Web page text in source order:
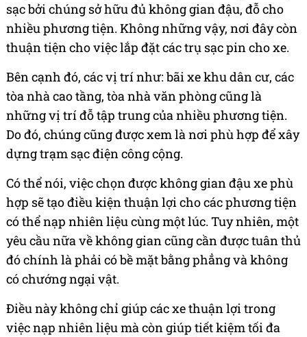
sạc bởi chúng sở hữu đủ không gian đậu, đỗ cho
nhiều phương tiện. Không những vậy, nơi đây còn
thuận tiện cho việc lắp đặt các trụ sạc pin cho xe.
Bên cạnh đó, các vị trí như: bãi xe khu dân cư, các
tòa nhà cao tầng, tòa nhà văn phòng cũng là
những vị trí đỗ tập trung của nhiều phương tiện.
Do đó, chúng cũng được xem là nơi phù hợp để xây
dựng trạm sạc điện công cộng.
Có thể nói, việc chọn được không gian đậu xe phù
hợp sẽ tạo điều kiện thuận lợi cho các phương tiện
có thể nạp nhiên liệu cùng một lúc. Tuy nhiên, một
yêu cầu nữa về không gian cũng cần được tuân thủ
đó chính là phải có bề mặt bằng phẳng và không
có chướng ngại vật.
Điều này không chỉ giúp các xe thuận lợi trong
việc nạp nhiên liệu mà còn giúp tiết kiệm tối đa